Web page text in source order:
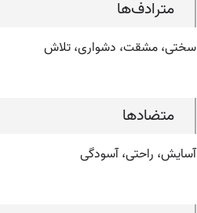
مترادف‌ها
سختی، مشقت، دشواری، تلاش
متضادها
آسایش، راحتی، آسودگی